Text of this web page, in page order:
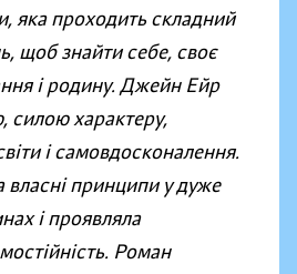
яка проходить складний
щоб знайти себе, своє
і родину. Джейн Ейр
силою характеру,
і самовдосконалення.
власні принципи у дуже
і проявляла
Роман